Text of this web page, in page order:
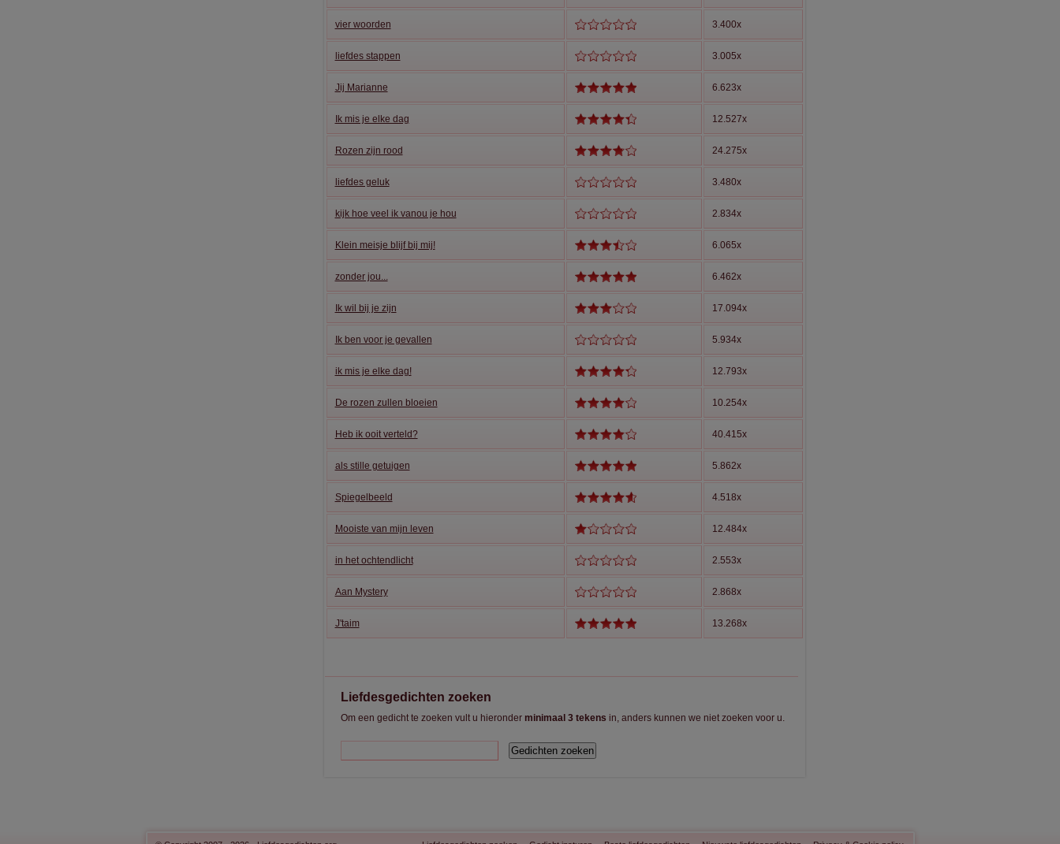
vier woorden 3.400x
liefdes stappen 3.005x
Jij Marianne 6.623x
Ik mis je elke dag 12.527x
Rozen zijn rood 24.275x
liefdes geluk 3.480x
kijk hoe veel ik vanou je hou 2.834x
Klein meisje blijf bij mij! 6.065x
zonder jou... 6.462x
Ik wil bij je zijn 17.094x
Ik ben voor je gevallen 5.934x
ik mis je elke dag! 12.793x
De rozen zullen bloeien 10.254x
Heb ik ooit verteld? 40.415x
als stille getuigen 5.862x
Spiegelbeeld 4.518x
Mooiste van mijn leven 12.484x
in het ochtendlicht 2.553x
Aan Mystery 2.868x
J'taim 13.268x
Liefdesgedichten zoeken
Om een gedicht te zoeken vult u hieronder minimaal 3 tekens in, anders kunnen we niet zoeken voor u.